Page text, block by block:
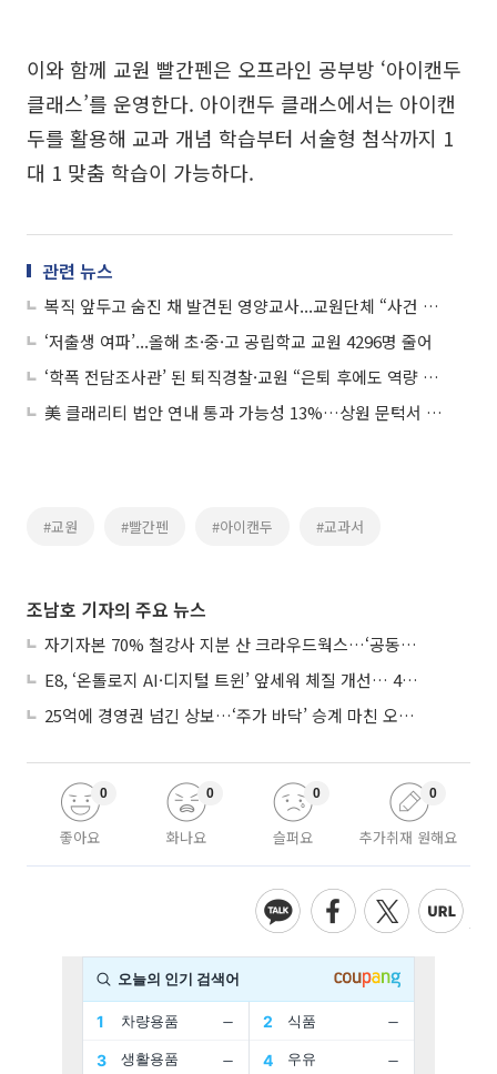
이와 함께 교원 빨간펜은 오프라인 공부방 ‘아이캔두
클래스’를 운영한다. 아이캔두 클래스에서는 아이캔
두를 활용해 교과 개념 학습부터 서술형 첨삭까지 1
대 1 맞춤 학습이 가능하다.
관련 뉴스
복직 앞두고 숨진 채 발견된 영양교사...교원단체 “사건 진상 규명할 것”
‘저출생 여파’...올해 초·중·고 공립학교 교원 4296명 줄어
‘학폭 전담조사관’ 된 퇴직경찰·교원 “은퇴 후에도 역량 살려 학교 현장 돕고파”
美 클래리티 법안 연내 통과 가능성 13%…상원 문턱서 제동
#교원 #빨간펜 #아이캔두 #교과서
조남호 기자의 주요 뉴스
자기자본 70% 철강사 지분 산 크라우드웍스…‘공동경영’으로 AI 시너지 낼까
E8, ‘온톨로지 AI·디지털 트윈’ 앞세워 체질 개선… 4분기 흑자전환 총력
25억에 경영권 넘긴 상보…‘주가 바닥’ 승계 마친 오너 2세, 주가 부양 나설까
좋아요
0
화나요
0
슬퍼요
0
추가취재 원해요
0